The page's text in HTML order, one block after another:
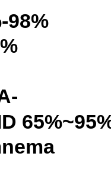
98%
65%